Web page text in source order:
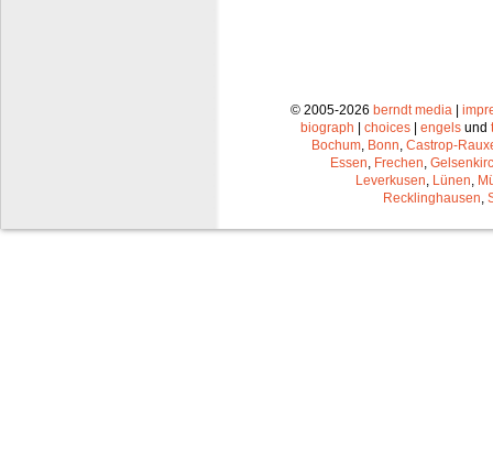
© 2005-2026 berndt media |
biograph | choices | engels und
Bochum Bonn Castrop-
Essen Frechen
Leverkusen Lünen
Recklinghausen